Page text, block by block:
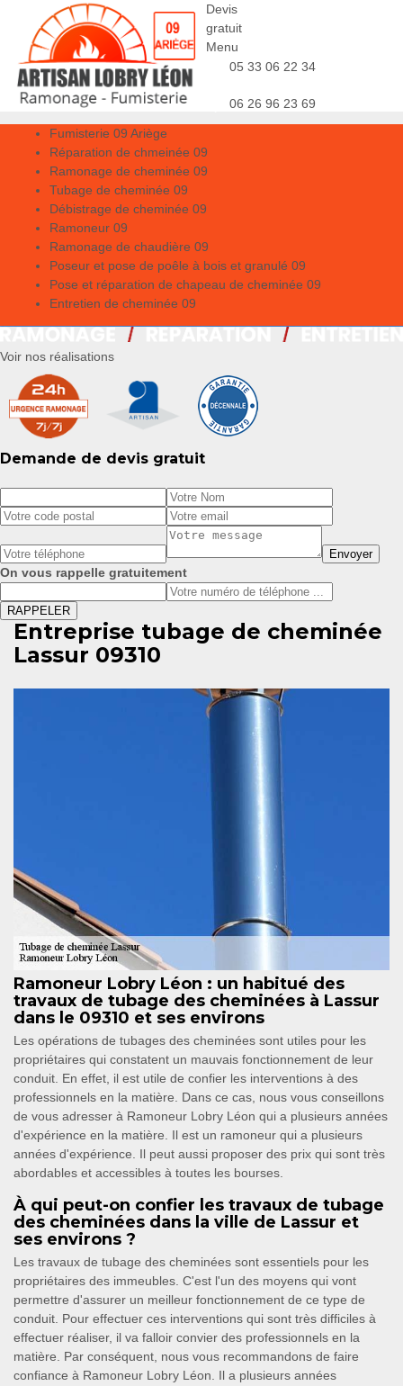
Devis
gratuit
Menu
05 33 06 22 34
06 26 96 23 69
Fumisterie 09 Ariège
Réparation de chmeinée 09
Ramonage de cheminée 09
Tubage de cheminée 09
Débistrage de cheminée 09
Ramoneur 09
Ramonage de chaudière 09
Poseur et pose de poêle à bois et granulé 09
Pose et réparation de chapeau de cheminée 09
Entretien de cheminée 09
Voir nos réalisations
Demande de devis gratuit
On vous rappelle gratuitement
Entreprise tubage de cheminée
Lassur 09310
Ramoneur Lobry Léon : un habitué des
travaux de tubage des cheminées à Lassur
dans le 09310 et ses environs
Les opérations de tubages des cheminées sont utiles pour les
propriétaires qui constatent un mauvais fonctionnement de leur
conduit. En effet, il est utile de confier les interventions à des
professionnels en la matière. Dans ce cas, nous vous conseillons
de vous adresser à Ramoneur Lobry Léon qui a plusieurs années
d'expérience en la matière. Il est un ramoneur qui a plusieurs
années d'expérience. Il peut aussi proposer des prix qui sont très
abordables et accessibles à toutes les bourses.
À qui peut-on confier les travaux de tubage
des cheminées dans la ville de Lassur et
ses environs ?
Les travaux de tubage des cheminées sont essentiels pour les
propriétaires des immeubles. C'est l'un des moyens qui vont
permettre d'assurer un meilleur fonctionnement de ce type de
conduit. Pour effectuer ces interventions qui sont très difficiles à
effectuer réaliser, il va falloir convier des professionnels en la
matière. Par conséquent, nous vous recommandons de faire
confiance à Ramoneur Lobry Léon. Il a plusieurs années